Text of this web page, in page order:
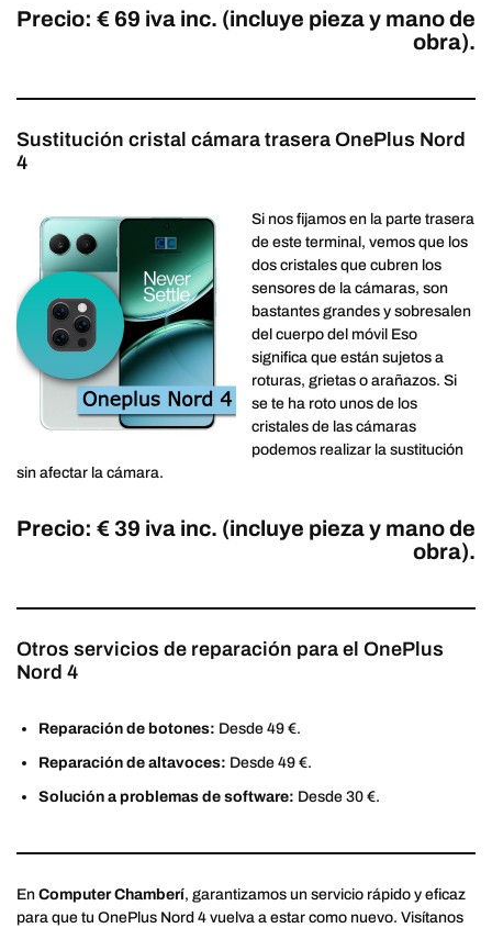
Precio: € 69 iva inc. (incluye pieza y mano de
obra).
Sustitución cristal cámara trasera OnePlus Nord
4
Si nos fijamos en la parte trasera
de este terminal, vemos que los
dos cristales que cubren los
sensores de la cámaras, son
bastantes grandes y sobresalen
del cuerpo del móvil Eso
significa que están sujetos a
roturas, grietas o arañazos. Si
se te ha roto unos de los
cristales de las cámaras
podemos realizar la sustitución
sin afectar la cámara.
Precio: € 39 iva inc. (incluye pieza y mano de
obra).
Otros servicios de reparación para el OnePlus
Nord 4
Reparación de botones: Desde 49 €.
Reparación de altavoces: Desde 49 €.
Solución a problemas de software: Desde 30 €.
En Computer Chamberí, garantizamos un servicio rápido y eficaz
para que tu OnePlus Nord 4 vuelva a estar como nuevo. Visítanos